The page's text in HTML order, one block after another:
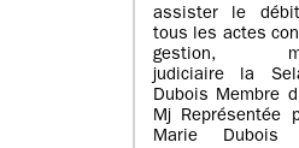
assister le
tous les actes
gestion,
judiciaire la
Dubois Membre
Mj Représentée
Marie